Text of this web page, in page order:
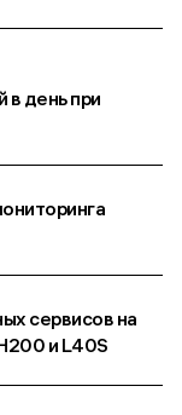
в день при
сервисов на
и L40S